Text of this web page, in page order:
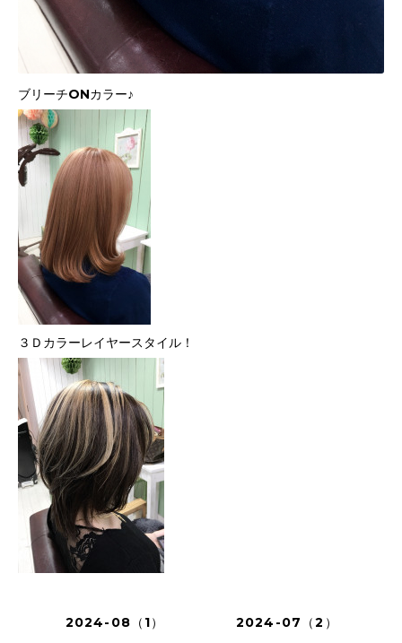
ブリーチONカラー♪
３Ｄカラーレイヤースタイル ！
2024-08（1）
2024-07（2）